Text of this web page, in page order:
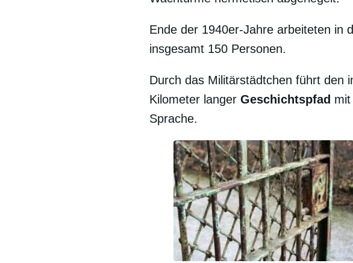
Ende der 1940er-Jahre arbeiteten in
insgesamt 150 Personen.
Durch das Militärstädtchen führt den
Kilometer langer Geschichtspfad
Sprache.